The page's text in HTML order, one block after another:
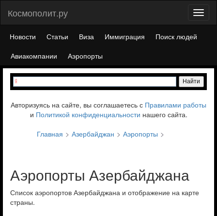
Космополит.ру
Новости Статьи Виза Иммиграция
Поиск людей
Авиакомпании
Аэропорты
Авторизуясь на сайте, вы соглашаетесь с Правилами работы
и Политикой конфиденциальности нашего сайта.
Главная
Азербайджан Аэропорты
Аэропорты Азербайджана
Список аэропортов Азербайджана и отображение на карте
страны.